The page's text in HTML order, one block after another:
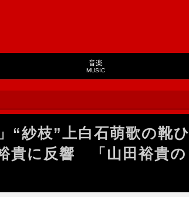
音楽
MUSIC
“紗枝”上白石萌歌の靴ひ
貴に反響 「山田裕貴の